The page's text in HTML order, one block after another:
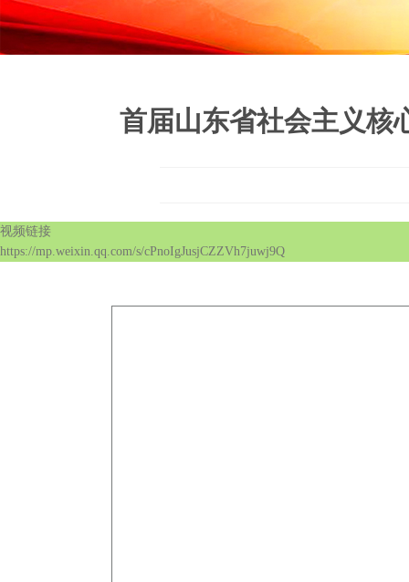
首届山东省社会主义核
视频链接
https://mp.weixin.qq.com/s/cPnoIgJusjCZZVh7juwj9Q